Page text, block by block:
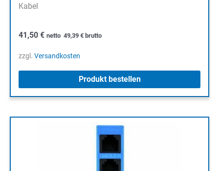
Kabel
41,50 € netto 49,39 € brutto
zzgl. Versandkosten
Produkt bestellen